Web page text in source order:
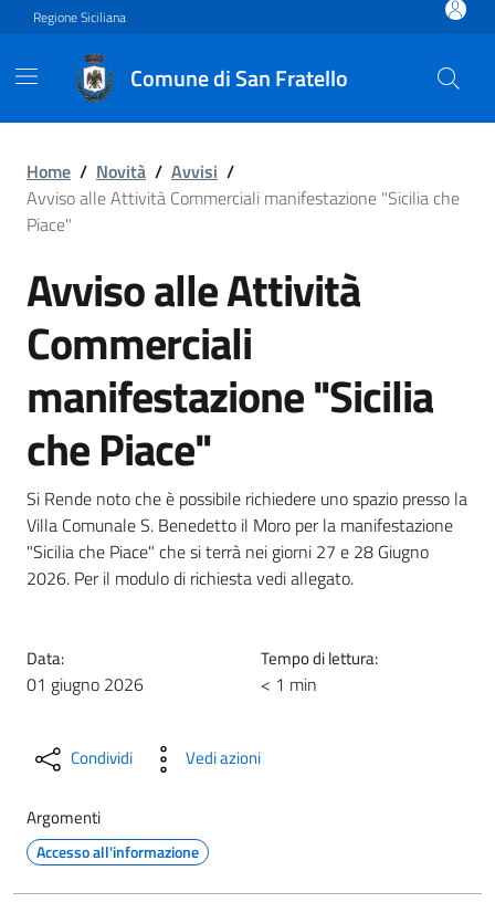
Vai ai contenuti
Vai al footer
Regione Siciliana
Comune di San Fratello
Avviso alle Attività
Home / Novità / Avvisi /
Avviso alle Attività Commerciali manifestazione "Sicilia che
Piace"
Avviso alle Attività
Commerciali
manifestazione "Sicilia
che Piace"
Si Rende noto che è possibile richiedere uno spazio presso la
Villa Comunale S. Benedetto il Moro per la manifestazione
"Sicilia che Piace" che si terrà nei giorni 27 e 28 Giugno
2026. Per il modulo di richiesta vedi allegato.
Data:
01 giugno 2026
Tempo di lettura:
< 1 min
Condividi Vedi azioni
Argomenti
Accesso all'informazione